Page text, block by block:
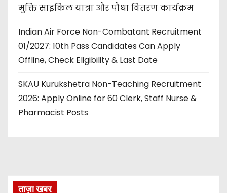
मुक्ति साइकिल यात्रा और पौधा वितरण कार्यक्रम
Indian Air Force Non-Combatant Recruitment
01/2027: 10th Pass Candidates Can Apply
Offline, Check Eligibility & Last Date
SKAU Kurukshetra Non-Teaching Recruitment
2026: Apply Online for 60 Clerk, Staff Nurse &
Pharmacist Posts
ताज़ा खबर